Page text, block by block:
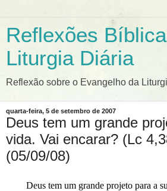
Reflexões
Liturgia Diária
Reflexão sobre o Evangelho da
quarta-feira, 5 de setembro de 2007
Deus tem um grande
vida. Vai encarar? (Lc
(05/09/08)
Deus tem um grande projeto para a